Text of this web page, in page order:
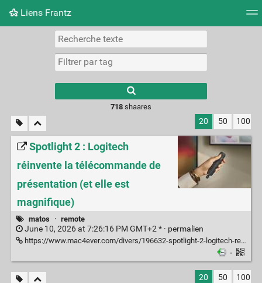
Liens Frantz
Nuage de tags Mur d'images
718shaares
20 50 100
Spotlight 2 : Logitech
réinvente la télécommande de
présentation (et elle est
magnifique)
matos · remote
June 10, 2026 at 7:26:16 PM GMT+2 * · permalien
https://www.mac4ever.com/divers/196632-spotlight-2-logitech-reinvente-la-telecommande-de-presentation-et-elle-est-magnifique
·
20 50 100